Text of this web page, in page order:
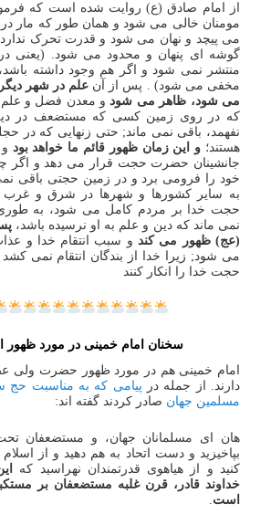
از امام صادق (ع) روایت شده است که
مومنان خالی می شود و همان طور که مار در
می پیچد و نهان می شود و قدرت تحرک
گوشه ای پنهان و محدود می شود. (یعنی
منتشر نمی شود و اگر هم وجود داشته
مخفی می شود) . پس از آن علم در شهر
می شود، ظاهر می شودو معدن فضل و علم
که در روی زمین کسی که مستضعف در دین
نفهمد، باقی نمی ماند; حتی زنهایی که در
هستند؛ و این زمان ظهور قائم ما خواهد بود
جانشینان حضرت حجت قرار می دهد و اگر
خود را فرومی برد و در زمین حجتی باقی
به سایر کشورها و شهرها در شرق و
حجت خدا بر مردم کامل می شود، به
نمی ماند که دین و علم به او نرسیده باشد،
(عج) ظهور می کندو سبب انتقام خدا و
می شود; زیرا خدا از بندگان انتقام نمی کشد
حجت خدا را انکار کنند
سخنان امام خمینی در مورد ظهور
امام خمینی هم در مورد ظهور حضرت ولی
دارند. از جمله در
مسلمین جهان صادر کردند گفته اند:
هان‌ ای مسلمانان جهان، و مستضعفان
بپاخیزید و دست اتحاد به هم دهید و از
کنید و از هیاهوی قدرتمندان نهراسید که
خداوند قادر، قرن غلبه مستضعفان بر
است